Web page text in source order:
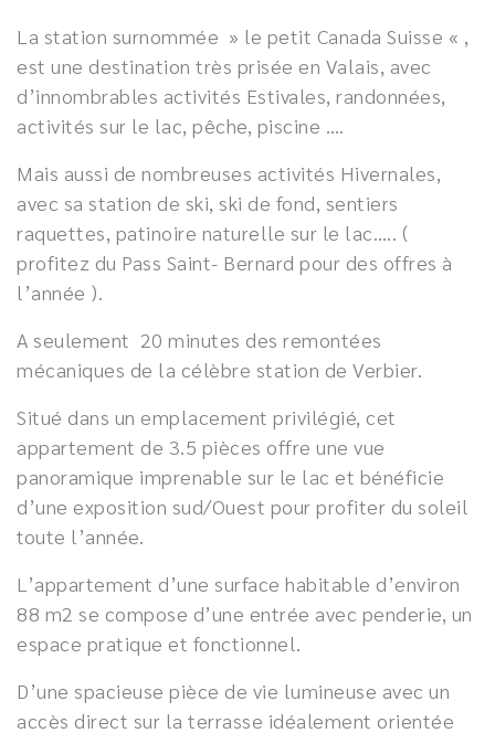
La station surnommée » le petit Canada Suisse « ,
est une destination très prisée en Valais, avec
d’innombrables activités Estivales, randonnées,
activités sur le lac, pêche, piscine ….
Mais aussi de nombreuses activités Hivernales,
avec sa station de ski, ski de fond, sentiers
raquettes, patinoire naturelle sur le lac….. (
profitez du Pass Saint- Bernard pour des offres à
l’année ).
A seulement 20 minutes des remontées
mécaniques de la célèbre station de Verbier.
Situé dans un emplacement privilégié, cet
appartement de 3.5 pièces offre une vue
panoramique imprenable sur le lac et bénéficie
d’une exposition sud/Ouest pour profiter du soleil
toute l’année.
L’appartement d’une surface habitable d’environ
88 m2 se compose d’une entrée avec penderie, un
espace pratique et fonctionnel.
D’une spacieuse pièce de vie lumineuse avec un
accès direct sur la terrasse idéalement orientée